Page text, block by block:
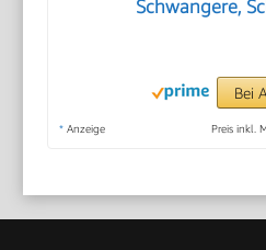
Schwangere,
Bei
* Anzeige Preis inkl.